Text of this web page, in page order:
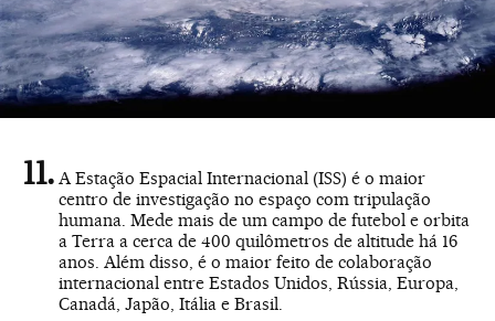
A Estação Espacial Internacional (ISS) é o maior
centro de investigação no espaço com tripulação
humana. Mede mais de um campo de futebol e orbita
a Terra a cerca de 400 quilômetros de altitude há 16
anos. Além disso, é o maior feito de colaboração
internacional entre Estados Unidos, Rússia, Europa,
Canadá, Japão, Itália e Brasil.